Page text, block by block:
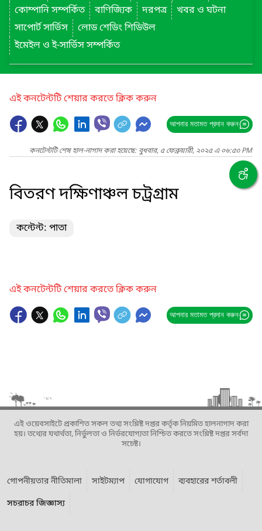
কোম্পানি সম্পর্কিত
বাণিজ্যিক দরপত্র
খবর ও ঘটনা
সাপোর্ট সার্ভিস
লোড শেডিং শিডিউল
ইমেইল ও ই-সার্ভিস সম্পর্কিত
এই কনটেন্টটি শেয়ার করতে ক্লিক করুন
আপনার মতামত প্রদান করুন
কনটেন্টটি শেষ হাল-নাগাদ করা হয়েছে: বুধবার, ৫ ফেব্রুয়ারী, ২০২৫ এ ০৬:৫৩ PM
বিতরণ দক্ষিণাঞ্চল চট্রগ্রাম
কন্টেন্ট: পাতা
এই কনটেন্টটি শেয়ার করতে ক্লিক করুন
আপনার মতামত প্রদান করুন
এই ওয়েবসাইটে প্রকাশিত সকল তথ্য সংশ্লিষ্ট দপ্তর কর্তৃক নিয়মিত হালনাগাদ করা
হয়। তথ্যের যথার্থতা, নির্ভুলতা ও নির্ভরযোগ্যতা নিশ্চিত করতে সংশ্লিষ্ট দপ্তর সর্বদা
সচেষ্ট।
গোপনীয়তার নীতিমালা সাইটম্যাপ যোগাযোগ
ব্যবহারের শর্তাবলী
সচরাচর জিজ্ঞাস্য